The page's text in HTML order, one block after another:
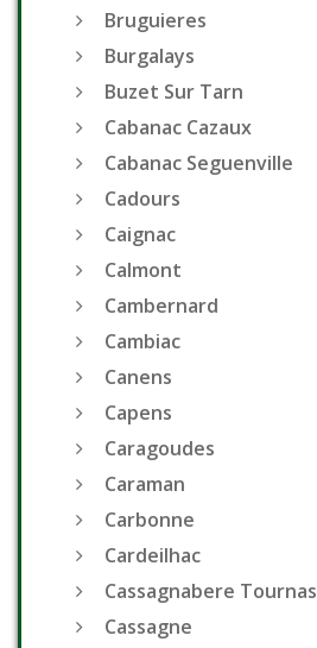
Bruguieres
Burgalays
Buzet Sur Tarn
Cabanac Cazaux
Cabanac Seguenville
Cadours
Caignac
Calmont
Cambernard
Cambiac
Canens
Capens
Caragoudes
Caraman
Carbonne
Cardeilhac
Cassagnabere Tournas
Cassagne